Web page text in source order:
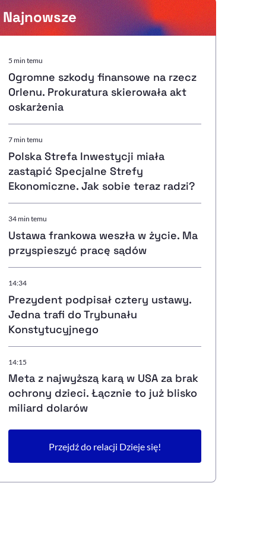
Ułatwienia dostępności wspierają:
Sprawdź, jak i dlaczego zwiększamy dostępność
Deklaracja dostępności
Najnowsze
5 min temu
Ogromne szkody finansowe na rzecz
Orlenu. Prokuratura skierowała akt
oskarżenia
7 min temu
Polska Strefa Inwestycji miała
zastąpić Specjalne Strefy
Ekonomiczne. Jak sobie teraz radzi?
34 min temu
Ustawa frankowa weszła w życie. Ma
przyspieszyć pracę sądów
14:34
Prezydent podpisał cztery ustawy.
Jedna trafi do Trybunału
Konstytucyjnego
14:15
Meta z najwyższą karą w USA za brak
ochrony dzieci. Łącznie to już blisko
miliard dolarów
Przejdź do relacji Dzieje się!